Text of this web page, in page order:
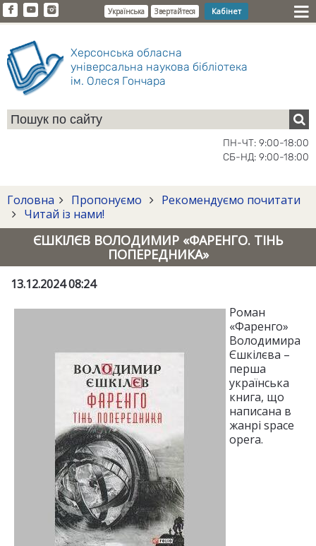
Українська Звертайтеся Кабінет
Херсонська обласна
універсальна наукова бібліотека
ім. Олеся Гончара
ПН-ЧТ: 9:00-18:00
СБ-НД: 9:00-18:00
Головна Пропонуємо
Рекомендуємо почитати
Читай із нами!
ЄШКІЛЄВ ВОЛОДИМИР «ФАРЕНГО. ТІНЬ
ПОПЕРЕДНИКА»
13.12.2024 08:24
Роман
«Фаренго»
Володимира
Єшкілєва –
перша
українська
книга, що
написана в
жанрі space
opera.